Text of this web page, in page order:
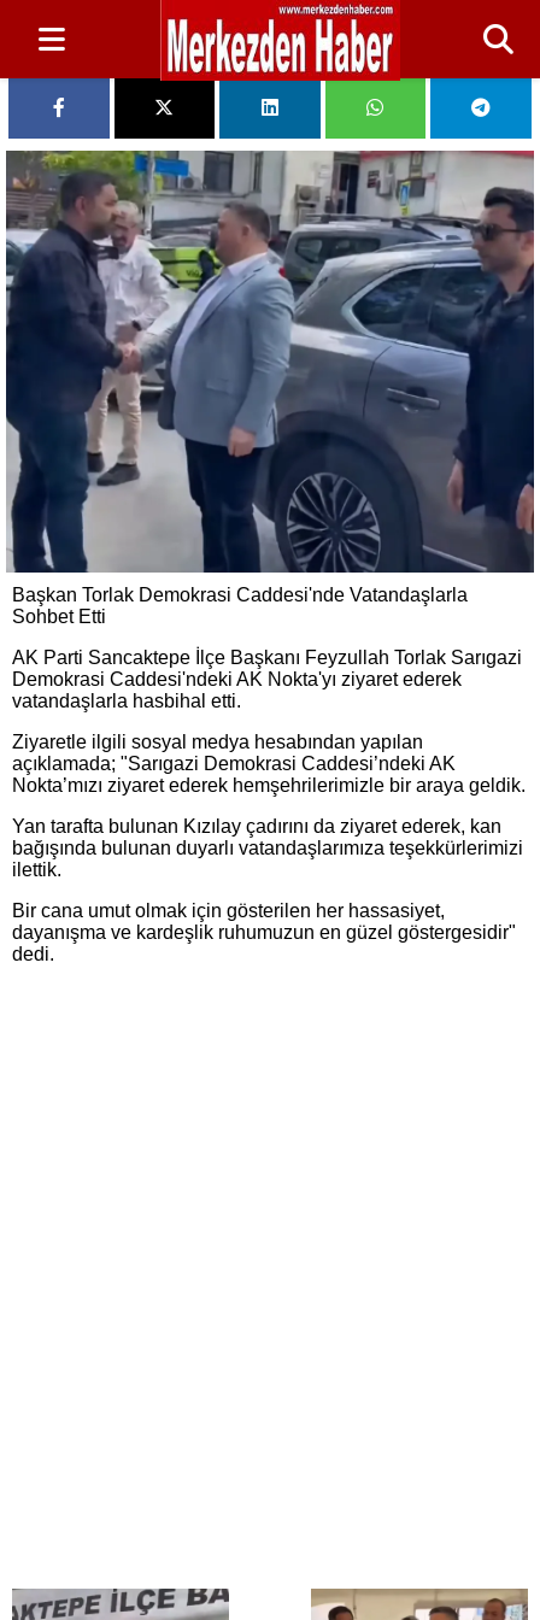
Başkan Torlak Demokrasi Caddesi'nde Vatandaşlarla
Sohbet Etti
AK Parti Sancaktepe İlçe Başkanı Feyzullah Torlak Sarıgazi
Demokrasi Caddesi'ndeki AK Nokta'yı ziyaret ederek
vatandaşlarla hasbihal etti.
Ziyaretle ilgili sosyal medya hesabından yapılan
açıklamada; "Sarıgazi Demokrasi Caddesi’ndeki AK
Nokta’mızı ziyaret ederek hemşehrilerimizle bir araya geldik.
Yan tarafta bulunan Kızılay çadırını da ziyaret ederek, kan
bağışında bulunan duyarlı vatandaşlarımıza teşekkürlerimizi
ilettik.
Bir cana umut olmak için gösterilen her hassasiyet,
dayanışma ve kardeşlik ruhumuzun en güzel göstergesidir"
dedi.